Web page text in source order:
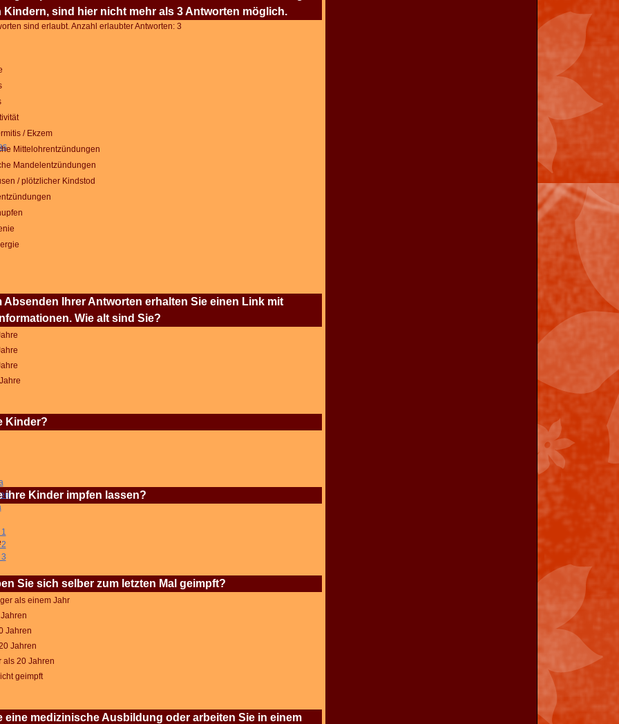
Kindern, sind hier nicht mehr als 3 Antworten möglich.
sind erlaubt. Anzahl erlaubter Antworten: 3
/ Ekzem
Mittelohrentzündungen
Mandelentzündungen
/ plötzlicher Kindstod
Absenden Ihrer Antworten erhalten Sie einen Link mit
Wie alt sind Sie?
Kinder?
ihre Kinder impfen lassen?
Sie sich selber zum letzten Mal geimpft?
als einem Jahr
Jahren
Jahren
als 20 Jahren
geimpft
eine medizinische Ausbildung oder arbeiten Sie in einem